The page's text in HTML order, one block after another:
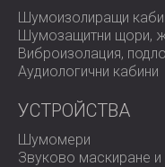
Шумоизолиращи
Шумозащитни щори,
Виброизолация,
Аудиологични кабини
УСТРОЙСТВА
Шумомери
Звуково маскиране